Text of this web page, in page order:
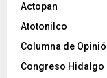
e
o
Actopan
Atotonilco
Columna de
Congreso Hidalgo